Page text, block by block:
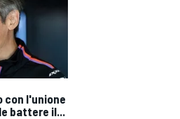
con l'unione
battere il...